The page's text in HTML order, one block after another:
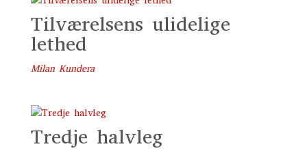
Tilværelsens ulidelige
lethed
Milan Kundera
Tredje halvleg